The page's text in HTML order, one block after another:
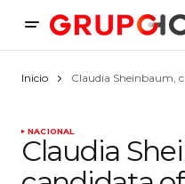
Inicio Claudia Sheinbaum,
NACIONAL
Claudia